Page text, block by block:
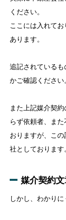
ください。
ここには入れて
あります。
追記されている
かご確認ください
また上記媒介契
らず依頼者、ま
おりますが、こ
社としております
媒介契約
しかし、わかりに